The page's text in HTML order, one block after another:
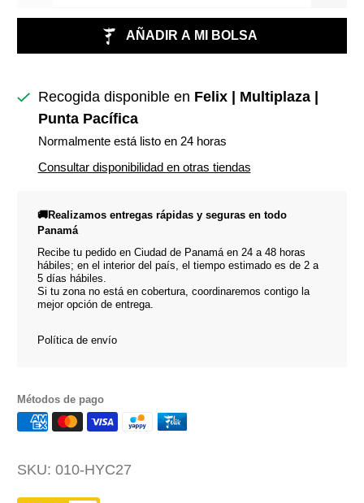
AÑADIR A MI BOLSA
Recogida disponible en Felix | Multiplaza |
Punta Pacífica
Normalmente está listo en 24 horas
Consultar disponibilidad en otras tiendas
🚚Realizamos entregas rápidas y seguras en todo
Panamá
Recibe tu pedido en Ciudad de Panamá en 24 a 48 horas
hábiles; en el interior del país, el tiempo estimado es de 2 a
5 días hábiles.
Si tu zona no está en cobertura, coordinaremos contigo la
mejor opción de entrega.
Política de envío
Métodos de pago
SKU: 010-HYC27